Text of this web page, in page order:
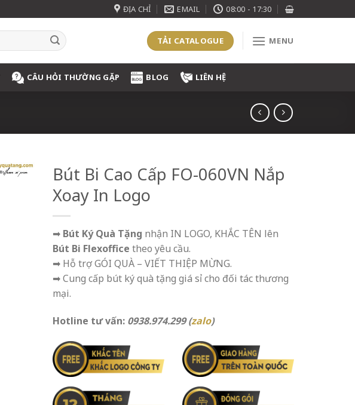
ĐỊA CHỈ EMAIL 08:00 - 17:30
TẢI CATALOGUE MENU
CÂU HỎI THƯỜNG GẶP BLOG LIÊN HỆ
Bút Bi Cao Cấp FO-060VN Nắp
Xoay In Logo
➡ Bút Ký Quà Tặng nhận IN LOGO, KHẮC TÊN lên
Bút Bi Flexoffice theo yêu cầu.
➡ Hỗ trợ GÓI QUÀ – VIẾT THIỆP MỪNG.
➡ Cung cấp bút ký quà tặng giá sỉ cho đối tác thương
mại.
Hotline tư vấn: 0938.974.299 (zalo)